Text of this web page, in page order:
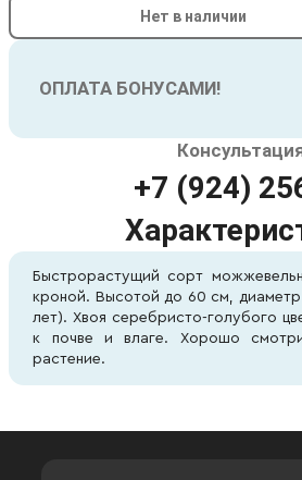
Нет в наличии
ОПЛАТА БОНУСАМИ!
+7 (924)
Быстрорастущий сорт
кроной. Высотой до 60 см,
лет). Хвоя серебристо-голубого
к почве и влаге. Хорошо
растение.